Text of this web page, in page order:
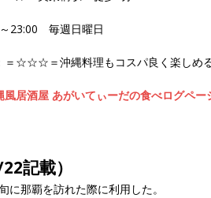
～23:00 毎週日曜日
＝☆☆☆＝沖縄料理もコスパ良く楽しめ
風居酒屋 あがいてぃーだの食べログペー
記載）
に那覇を訪れた際に利用した。